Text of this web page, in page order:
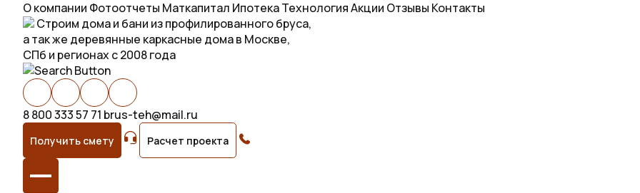
О компании Фотоотчеты Маткапитал ИпотекаТехнологияАкции Отзывы Контакты
Строим дома и бани из профилированного бруса,
а так же деревянные каркасные дома в Москве,
СПб и регионах с 2008 года
8 800 333 57 71 brus-teh@mail.ru
Получить смету Расчет проекта